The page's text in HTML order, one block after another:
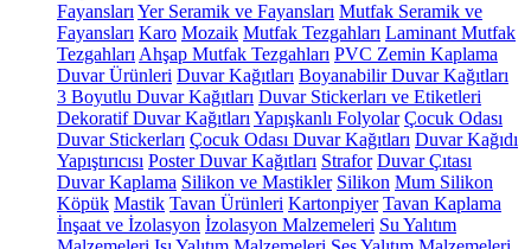
Fayansları Yer Seramik ve Fayansları Mutfak Seramik ve
Fayansları Karo Mozaik Mutfak Tezgahları Laminant Mutfak
Tezgahları Ahşap Mutfak Tezgahları PVC Zemin Kaplama
Duvar Ürünleri Duvar Kağıtları Boyanabilir Duvar Kağıtları
3 Boyutlu Duvar Kağıtları Duvar Stickerları ve Etiketleri
Dekoratif Duvar Kağıtları Yapışkanlı Folyolar Çocuk Odası
Duvar Stickerları Çocuk Odası Duvar Kağıtları Duvar Kağıdı
Yapıştırıcısı Poster Duvar Kağıtları Strafor Duvar Çıtası
Duvar Kaplama Silikon ve Mastikler Silikon Mum Silikon
Köpük Mastik Tavan Ürünleri Kartonpiyer Tavan Kaplama
İnşaat ve İzolasyon İzolasyon Malzemeleri Su Yalıtım